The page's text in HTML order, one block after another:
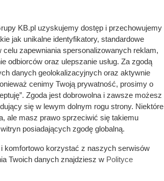
fachowca
zdaniem taki zapas
zbliżonym metrażu i w ten
KB.pl uzyskujemy dostęp i przechowujemy
jak unikalne identyfikatory, standardowe
zapewniania spersonalizowanych reklam,
odbiorców oraz ulepszanie usług. Za zgodą
danych geolokalizacyjnych oraz aktywnie
cenimy Twoją prywatność, prosimy o
Zgoda jest dobrowolna i zawsze możesz
się w lewym dolnym rogu strony. Niektóre
ale masz prawo sprzeciwić się takiemu
posiadających zgodę globalną.
komfortowo korzystać z naszych serwisów
Twoich danych znajdziesz w Polityce